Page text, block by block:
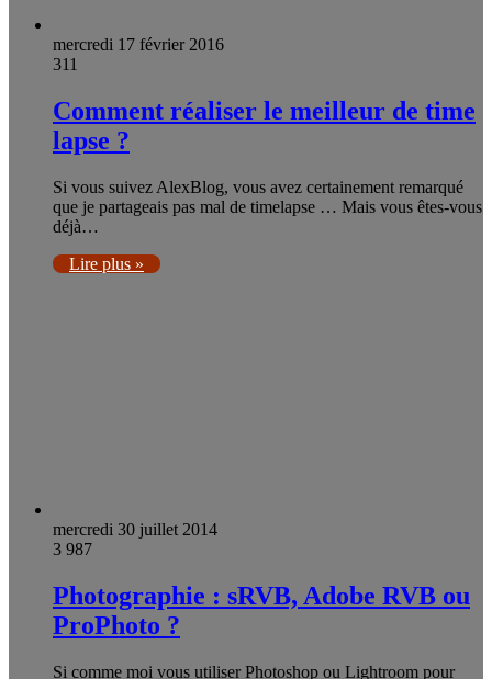
mercredi 17 février 2016
311
Comment réaliser le meilleur de time
lapse ?
Si vous suivez AlexBlog, vous avez certainement remarqué
que je partageais pas mal de timelapse … Mais vous êtes-vous
déjà…
Lire plus »
mercredi 30 juillet 2014
3 987
Photographie : sRVB, Adobe RVB ou
ProPhoto ?
Si comme moi vous utiliser Photoshop ou Lightroom pour